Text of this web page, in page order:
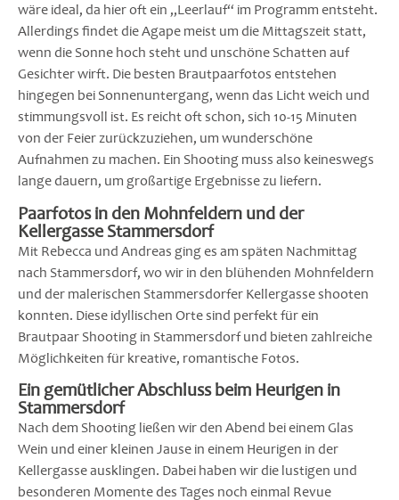
wäre ideal, da hier oft ein „Leerlauf“ im Programm entsteht.
Allerdings findet die Agape meist um die Mittagszeit statt,
wenn die Sonne hoch steht und unschöne Schatten auf
Gesichter wirft. Die besten Brautpaarfotos entstehen
hingegen bei Sonnenuntergang, wenn das Licht weich und
stimmungsvoll ist. Es reicht oft schon, sich 10-15 Minuten
von der Feier zurückzuziehen, um wunderschöne
Aufnahmen zu machen. Ein Shooting muss also keineswegs
lange dauern, um großartige Ergebnisse zu liefern.
Paarfotos in den Mohnfeldern und der
Kellergasse Stammersdorf
Mit Rebecca und Andreas ging es am späten Nachmittag
nach Stammersdorf, wo wir in den blühenden Mohnfeldern
und der malerischen Stammersdorfer Kellergasse shooten
konnten. Diese idyllischen Orte sind perfekt für ein
Brautpaar Shooting in Stammersdorf und bieten zahlreiche
Möglichkeiten für kreative, romantische Fotos.
Ein gemütlicher Abschluss beim Heurigen in
Stammersdorf
Nach dem Shooting ließen wir den Abend bei einem Glas
Wein und einer kleinen Jause in einem Heurigen in der
Kellergasse ausklingen. Dabei haben wir die lustigen und
besonderen Momente des Tages noch einmal Revue